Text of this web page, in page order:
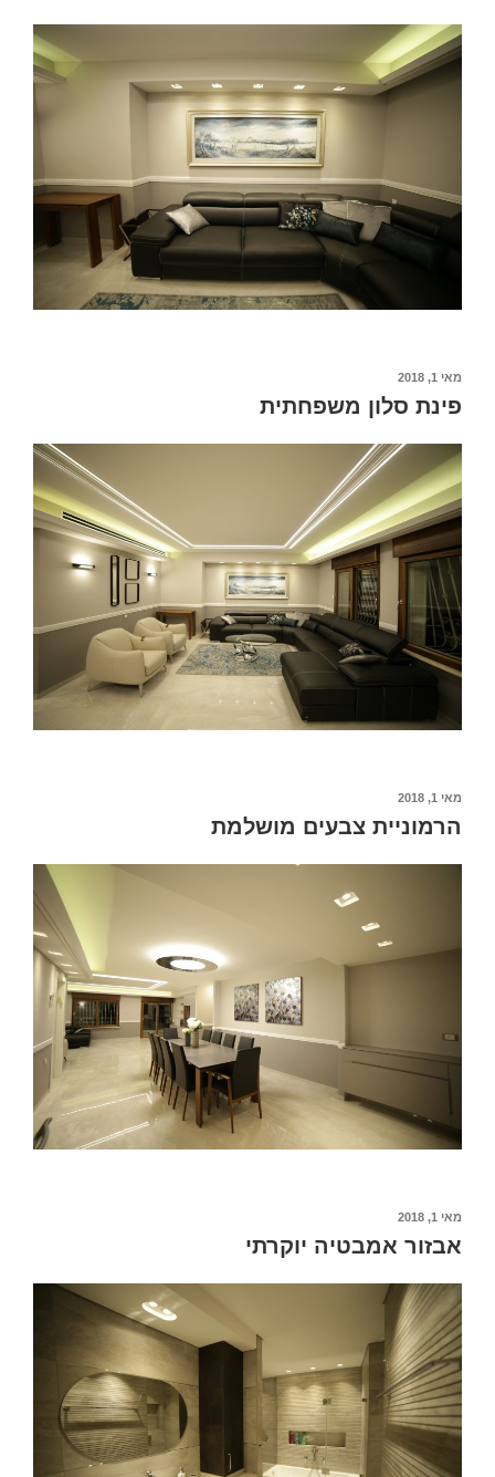
מאי 1, 2018
פינת סלון משפחתית
מאי 1, 2018
הרמוניית צבעים מושלמת
מאי 1, 2018
אבזור אמבטיה יוקרתי